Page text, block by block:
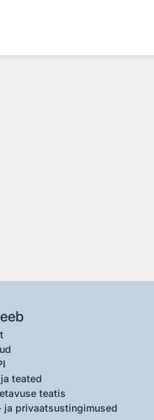
teated
teatis
ja privaatsustingimused